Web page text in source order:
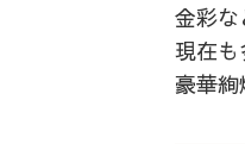
金彩な
現在も
豪華絢